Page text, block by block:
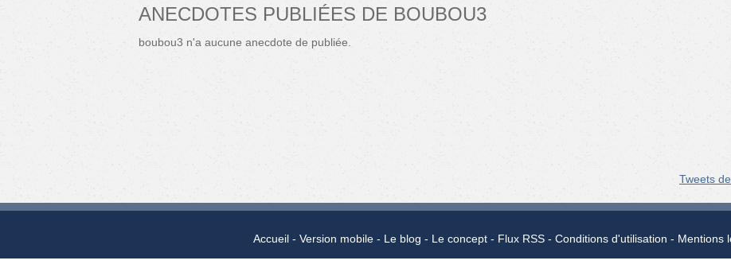
ANECDOTES PUBLIÉES DE BOUBOU3
boubou3 n'a aucune anecdote de publiée.
Tweets
Accueil Version mobile Le blog Le concept Flux RSS Conditions d'utilisation Mentions